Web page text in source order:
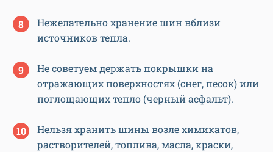
Нежелательно хранение шин вблизи
источников тепла.
Не советуем держать покрышки на
отражающих поверхностях (снег, песок) или
поглощающих тепло (черный асфальт).
Нельзя хранить шины возле химикатов,
растворителей, топлива, масла, краски,